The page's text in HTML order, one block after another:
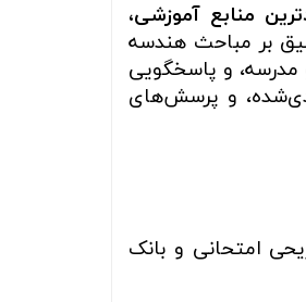
منابع آموزشی،
بر مباحث هندسه
مدرسه، و پاسخگویی
و پرسش‌های
امتحانی و بانک